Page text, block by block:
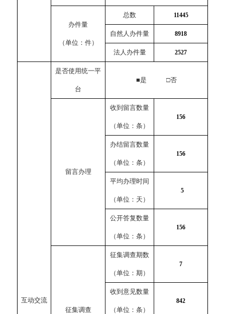
办件量
（单位：件）
总数 11445
自然人办件量 8918
法人办件量 2527
互动交流
是否使用统一平
台
■是 □否
留言办理
收到留言数量
（单位：条）
156
办结留言数量
（单位：条）
156
平均办理时间
（单位：天）
5
公开答复数量
（单位：条）
156
征集调查
征集调查期数
（单位：期）
7
收到意见数量
（单位：条）
842